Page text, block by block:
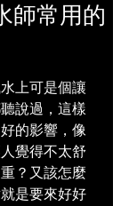
師常用的
上可是個讓
說過，這樣
的影響，像
覺得不太舒
？又該怎麼
是要來好好